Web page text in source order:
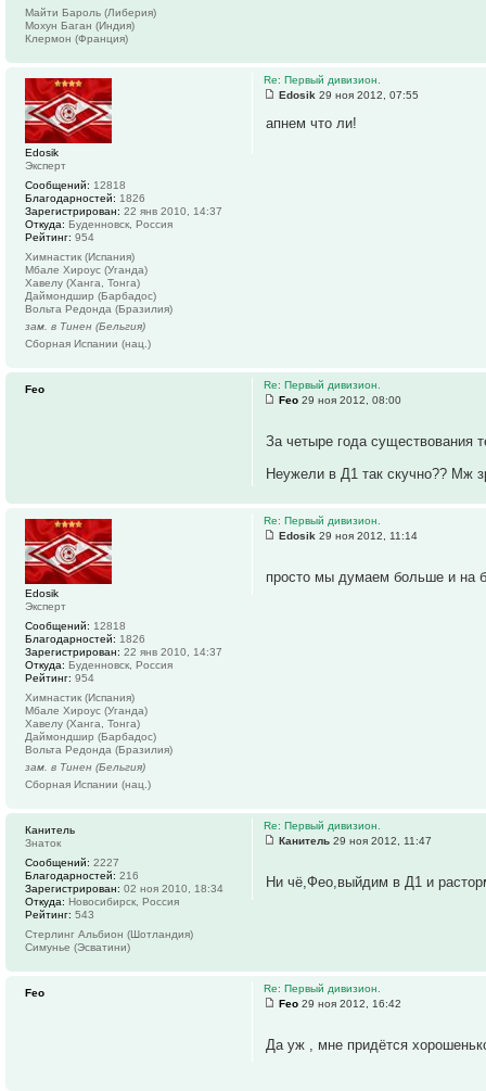
Майти Бароль (Либерия)
Мохун Баган (Индия)
Клермон (Франция)
Re: Первый дивизион.
Edosik 29 ноя 2012, 07:55
апнем что ли!
Edosik
Эксперт
Сообщений: 12818
Благодарностей: 1826
Зарегистрирован: 22 янв 2010, 14:37
Откуда: Буденновск, Россия
Рейтинг: 954
Химнастик (Испания)
Мбале Хироус (Уганда)
Хавелу (Ханга, Тонга)
Даймондшир (Барбадос)
Вольта Редонда (Бразилия)
зам. в Тинен (Бельгия)
Сборная Испании (нац.)
Re: Первый дивизион.
Feo 29 ноя 2012, 08:00
За четыре года существования
Неужели в Д1 так скучно?? Мж
Feo
Re: Первый дивизион.
Edosik 29 ноя 2012, 11:14
просто мы думаем больше и на
Edosik
Эксперт
Сообщений: 12818
Благодарностей: 1826
Зарегистрирован: 22 янв 2010, 14:37
Откуда: Буденновск, Россия
Рейтинг: 954
Химнастик (Испания)
Мбале Хироус (Уганда)
Хавелу (Ханга, Тонга)
Даймондшир (Барбадос)
Вольта Редонда (Бразилия)
зам. в Тинен (Бельгия)
Сборная Испании (нац.)
Re: Первый дивизион.
Канитель 29 ноя 2012, 11:47
Ни чё,Фео,выйдим в Д1 и
Канитель
Знаток
Сообщений: 2227
Благодарностей: 216
Зарегистрирован: 02 ноя 2010, 18:34
Откуда: Новосибирск, Россия
Рейтинг: 543
Стерлинг Альбион (Шотландия)
Симунье (Эсватини)
Re: Первый дивизион.
Feo 29 ноя 2012, 16:42
Да уж , мне придётся
Feo